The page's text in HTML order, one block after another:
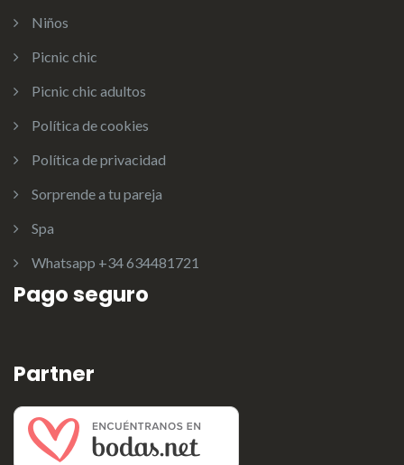
Niños
Picnic chic
Picnic chic adultos
Política de cookies
Política de privacidad
Sorprende a tu pareja
Spa
Whatsapp +34 634481721
Pago seguro
Partner